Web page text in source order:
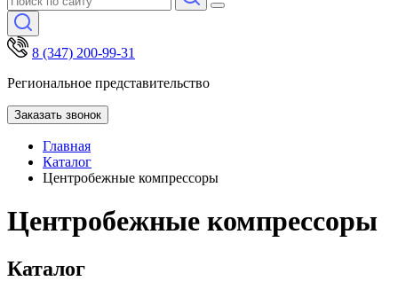
8 (347) 200-99-31
Региональное представительство
Заказать звонок
Главная
Каталог
Центробежные компрессоры
Центробежные компрессоры
Каталог